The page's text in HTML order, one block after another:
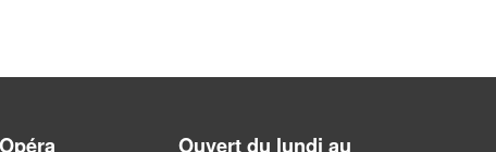
Ouvert du lundi au